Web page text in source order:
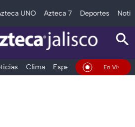
UNO Azteca 7 Deportes
Clima Espectáculos Deportes
En Vivo